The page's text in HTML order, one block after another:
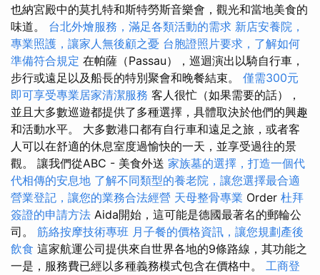
也納宮殿中的莫扎特和斯特勞斯音樂會，觀光和當地美食的
味道。 台北外燴服務，滿足各類活動的需求 新店安養院，
專業照護，讓家人無後顧之憂 台胞證照片要求，了解如何
準備符合規定 在帕薩（Passau），巡迴演出以騎自行車，
步行或遠足以及船長的特別聚會和晚餐結束。 僅需300元
即可享受專業居家清潔服務 客人很忙（如果需要的話），
並且大多數巡遊都提供了多種選擇，具體取決於他們的興趣
和活動水平。 大多數港口都有自行車和遠足之旅，或者客
人可以在舒適的休息室度過愉快的一天，並享受過往的景
觀。 讓我們從ABC - 美食外送 家族墓的選擇，打造一個代
代相傳的安息地 了解不同類型的養老院，讓您選擇最合適
營業登記，讓您的業務合法經營 天母整骨專業 Order 杜拜
簽證的申請方法 Aida開始，這可能是德國最著名的郵輪公
司。 筋絡按摩技術專班 月子餐的價格資訊，讓您規劃產後
飲食 這家航運公司提供來自世界各地的9條路線，其功能之
一是，服務費已經以多種義務模式包含在價格中。 工商登